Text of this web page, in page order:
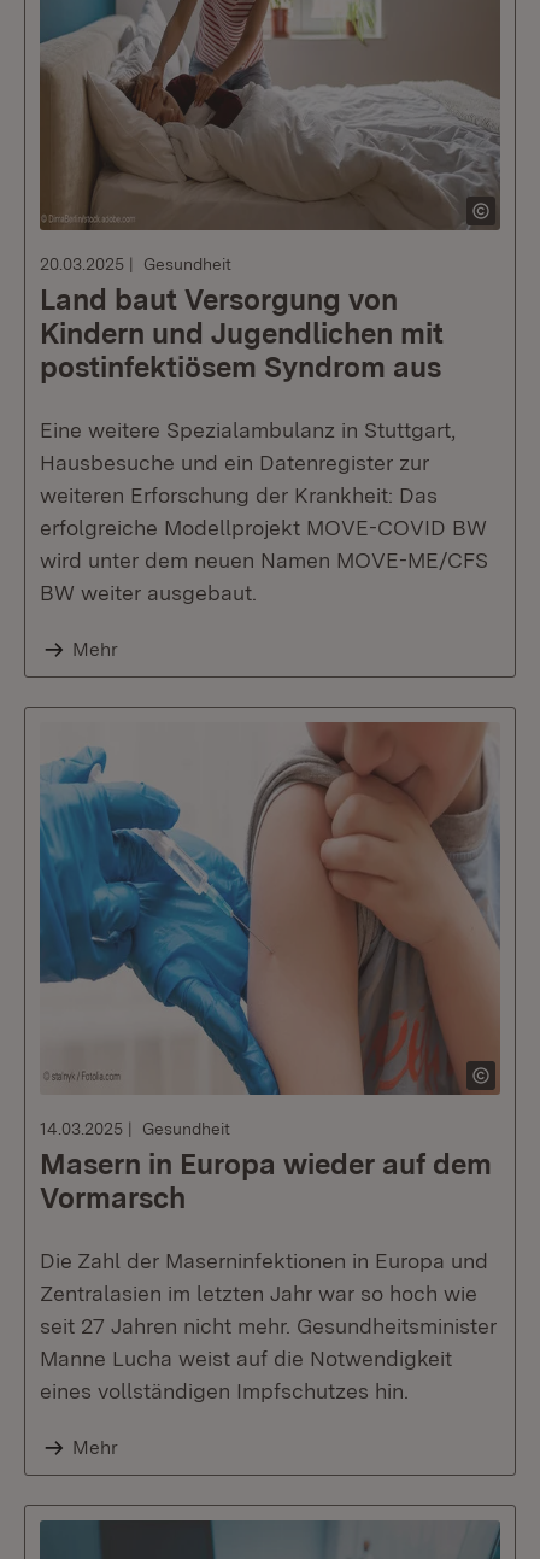
20.03.2025 Gesundheit
Land baut Versorgung von
Kindern und Jugendlichen mit
postinfektiösem Syndrom aus
Eine weitere Spezialambulanz in Stuttgart,
Hausbesuche und ein Datenregister zur
weiteren Erforschung der Krankheit: Das
erfolgreiche Modellprojekt MOVE-COVID BW
wird unter dem neuen Namen MOVE-ME/CFS
BW weiter ausgebaut.
Mehr
14.03.2025 Gesundheit
Masern in Europa wieder auf dem
Vormarsch
Die Zahl der Maserninfektionen in Europa und
Zentralasien im letzten Jahr war so hoch wie
seit 27 Jahren nicht mehr. Gesundheitsminister
Manne Lucha weist auf die Notwendigkeit
eines vollständigen Impfschutzes hin.
Mehr